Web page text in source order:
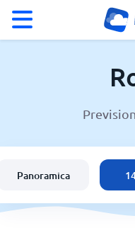
Meteo a Roma
Svizzera
Panoramica